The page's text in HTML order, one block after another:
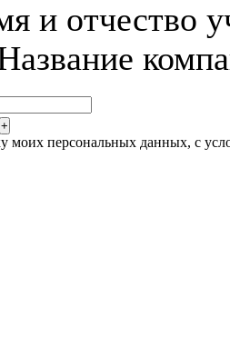
и отчество
+
моих персональных данных, с